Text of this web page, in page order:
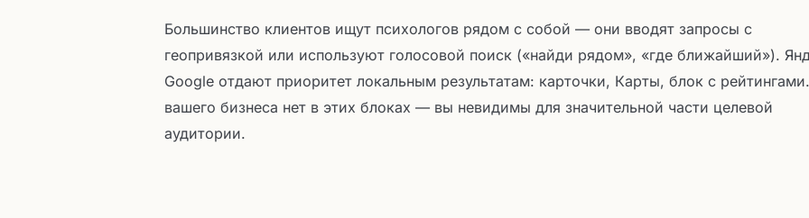
Большинство клиентов ищут психологов рядом с собой — они вводят запросы с
геопривязкой или используют голосовой поиск («найди рядом», «где ближайший»).
Google отдают приоритет локальным результатам: карточки, Карты, блок с
вашего бизнеса нет в этих блоках — вы невидимы для значительной части целевой
аудитории.